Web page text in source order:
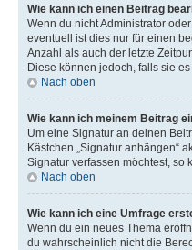
Wie kann ich einen Beitrag
Wenn du nicht Administrator
eventuell ist dies nur für einen
Anzahl als auch der letzte
Diese können jedoch, falls sie
Nach oben
Wie kann ich meinem Beitrag
Um eine Signatur an deinen
Kästchen „Signatur anhängen“
Signatur verfassen möchtest, so
Nach oben
Wie kann ich eine Umfrage
Wenn du ein neues Thema
du wahrscheinlich nicht die